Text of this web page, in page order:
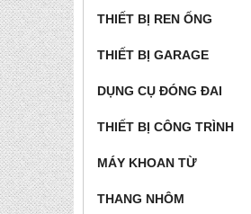
THIẾT BỊ REN ỐNG
THIẾT BỊ GARAGE
DỤNG CỤ ĐÓNG ĐAI
THIẾT BỊ CÔNG TRÌNH
MÁY KHOAN TỪ
THANG NHÔM